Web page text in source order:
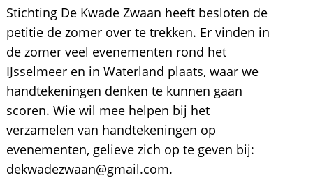
Stichting De Kwade Zwaan heeft besloten de
petitie de zomer over te trekken. Er vinden in
de zomer veel evenementen rond het
IJsselmeer en in Waterland plaats, waar we
handtekeningen denken te kunnen gaan
scoren. Wie wil mee helpen bij het
verzamelen van handtekeningen op
evenementen, gelieve zich op te geven bij:
dekwadezwaan@gmail.com.